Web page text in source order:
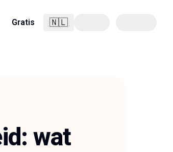
Gratis 🇳🇱Nederlands
wat